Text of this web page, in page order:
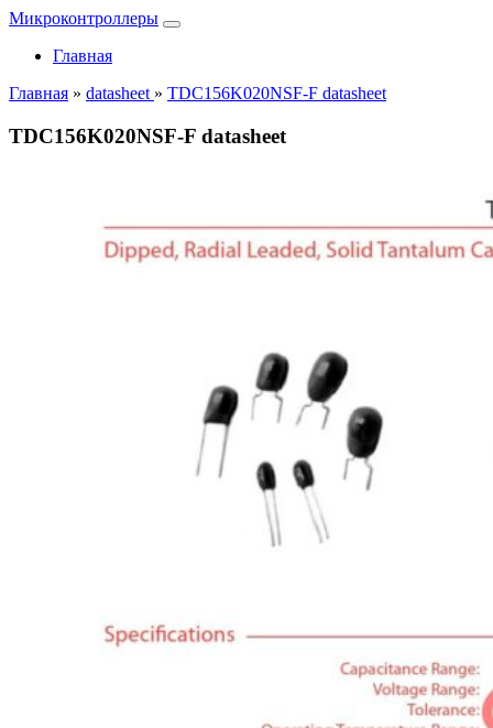
Микроконтроллеры
Главная
Главная » datasheet » TDC156K020NSF-F datasheet
TDC156K020NSF-F datasheet